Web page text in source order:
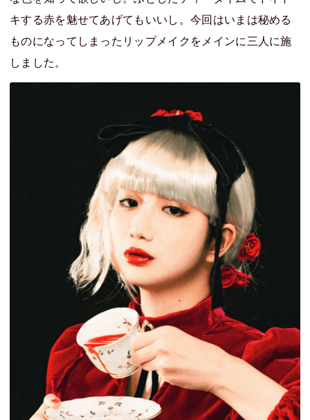
キする赤を魅せてあげてもいいし。今回はいまは秘める
ものになってしまったリップメイクをメインに三人に施
しました。